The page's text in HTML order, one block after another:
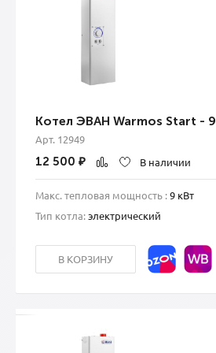
Котел ЭВАН Warmos Start - 9
Арт. 12949
12 500 ₽ В наличии
Макс. тепловая мощность :9 кВт
Тип котла:электрический
В КОРЗИНУ